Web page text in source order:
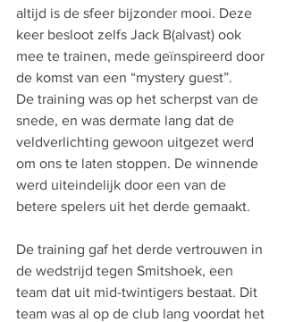
altijd is de sfeer bijzonder mooi. Deze
keer besloot zelfs Jack B(alvast) ook
mee te trainen, mede geïnspireerd door
de komst van een “mystery guest”.
De training was op het scherpst van de
snede, en was dermate lang dat de
veldverlichting gewoon uitgezet werd
om ons te laten stoppen. De winnende
werd uiteindelijk door een van de
betere spelers uit het derde gemaakt.
De training gaf het derde vertrouwen in
de wedstrijd tegen Smitshoek, een
team dat uit mid-twintigers bestaat. Dit
team was al op de club lang voordat het